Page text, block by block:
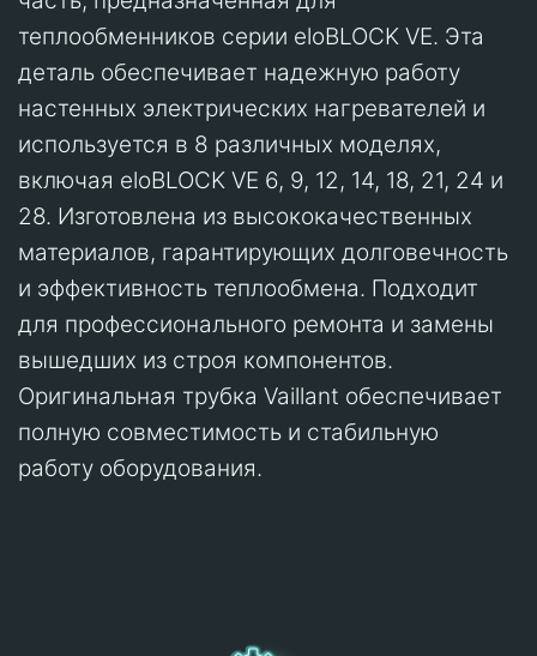
теплообменников серии eloBLOCK VE. Эта
деталь обеспечивает надежную работу
настенных электрических нагревателей и
используется в 8 различных моделях,
включая eloBLOCK VE 6, 9, 12, 14, 18, 21, 24 и
28. Изготовлена из высококачественных
материалов, гарантирующих долговечность
и эффективность теплообмена. Подходит
для профессионального ремонта и замены
вышедших из строя компонентов.
Оригинальная трубка Vaillant обеспечивает
полную совместимость и стабильную
работу оборудования.